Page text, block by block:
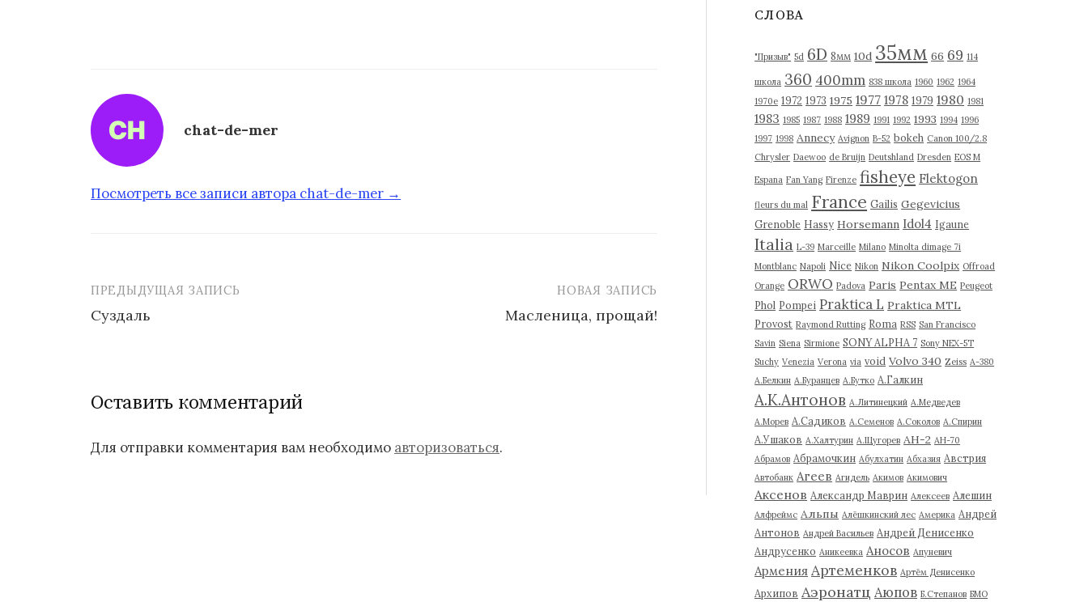
chat-de-mer
Посмотреть все записи автора chat-de-mer →
в
и
ПРЕДЫДУЩАЯ ЗАПИСЬ
Суздаль
НОВАЯ ЗАПИСЬ
Масленица, прощай!
Оставить комментарий
Для отправки комментария вам необходимо авторизоваться.
в
СЛОВА
"Призыв" 5d 6D 8мм 10d 35мм 66 69 114
школа 360 400mm 838 школа 1960 1962 1964
1970е 1972 1973 1975 1977 1978 1979 1980 1981
1983 1985 1987 1988 1989 1991 1992 1993 1994 1996
1997 1998 Annecy Avignon B-52 bokeh Canon 100/2.8
Chrysler Daewoo de Bruijn Deutshland Dresden EOS M
Espana Fan Yang Firenze fisheye Flektogon
fleurs du mal France Gailis Gegevicius
Grenoble Hassy Horsemann Idol4 Igaune
Italia L-39 Marceille Milano Minolta dimage 7i
Montblanc Napoli Nice Nikon Nikon Coolpix Offroad
Orange ORWO Padova Paris Pentax ME Peugeot
Phol Pompei Praktica L Praktica MTL
Provost Raymond Rutting Roma RSS San Francisco
Savin Siena Sirmione SONY ALPHA 7 Sony NEX-5T
Suchy Venezia Verona via void Volvo 340 Zeiss А-380
А.Белкин А.Буранцев А.Бутко А.Галкин
А.К.Антонов А.Литинецкий А.Медведев
А.Морев А.Садиков А.Семенов А.Соколов А.Спирин
А.Ушаков А.Халтурин А.Щугорев АН-2 АН-70
Абрамов Абрамочкин Абулхатин Абхазия Австрия
Автобанк Агеев Агидель Акимов Акимович
Аксенов Александр Маврин Алексеев Алешин
Алфреймс Альпы Алёшкинский лес Америка Андрей
Антонов Андрей Васильев Андрей Денисенко
Андрусенко Аникеевка Аносов Апуневич
Армения Артеменков Артём Денисенко
Архипов Аэронатц Аюпов Б.Степанов БМО